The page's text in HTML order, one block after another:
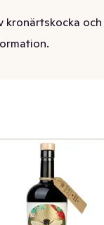
kronärtskocka och